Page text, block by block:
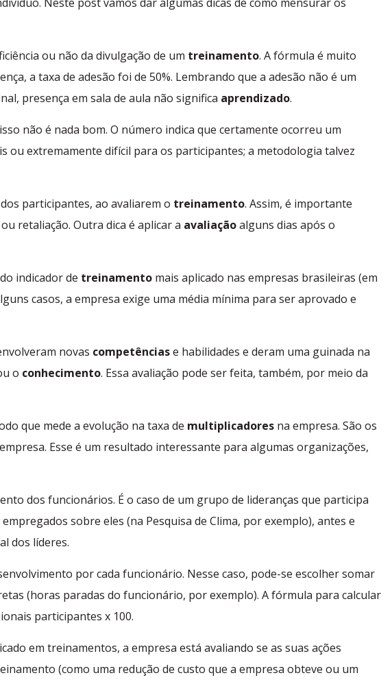
ou não da divulgação de um treinamento. A fórmula é muito
a taxa de adesão foi de 50%. Lembrando que a adesão não é um
presença em sala de aula não significa aprendizado.
não é nada bom. O número indica que certamente ocorreu um
ou extremamente difícil para os participantes; a metodologia talvez
participantes, ao avaliarem o treinamento. Assim, é importante
retaliação. Outra dica é aplicar a avaliaçãoalguns dias após o
indicador de treinamento mais aplicado nas empresas brasileiras (em
casos, a empresa exige uma média mínima para ser aprovado e
novas competênciase habilidades e deram uma guinada na
o conhecimento. Essa avaliação pode ser feita, também, por meio da
que mede a evolução na taxa de multiplicadores na empresa. São os
Esse é um resultado interessante para algumas organizações,
dos funcionários. É o caso de um grupo de lideranças que participa
empregados sobre eles (na Pesquisa de Clima, por exemplo), antes e
dos líderes.
por cada funcionário. Nesse caso, pode-se escolher somar
(horas paradas do funcionário, por exemplo). A fórmula para calcular
participantes x 100.
em treinamentos, a empresa está avaliando se as suas ações
(como uma redução de custo que a empresa obteve ou um